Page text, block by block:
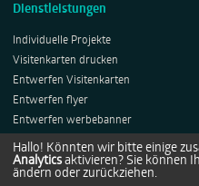
Dienstleistungen
Individuelle Projekte
Visitenkarten drucken
Entwerfen Visitenkarten
Entwerfen flyer
Entwerfen werbebanner
Entwerfen Plakates
Entwerfen Roll-ups
Hallo! Könnten wir bitte einige
Analytics aktivieren? Sie können
ändern oder zurückziehen.